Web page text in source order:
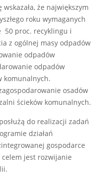
że największym
roku wymaganych
50 proc. recyklingu i
z ogólnej masy odpadów
odpadów
odpadów
komunalnych.
osadów
ścieków komunalnych.
do realizacji zadań
działań
gospodarce
jest rozwijanie